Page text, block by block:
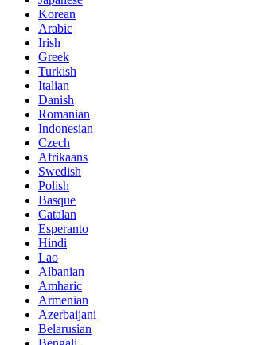
Korean
Arabic
Irish
Greek
Turkish
Italian
Danish
Romanian
Indonesian
Czech
Afrikaans
Swedish
Polish
Basque
Catalan
Esperanto
Hindi
Lao
Albanian
Amharic
Armenian
Azerbaijani
Belarusian